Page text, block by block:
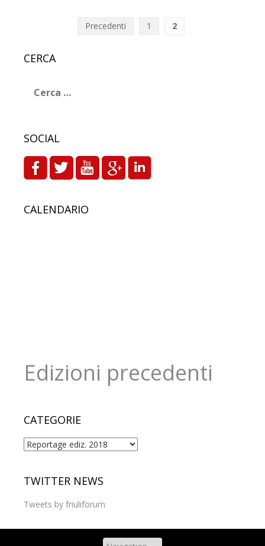
Paginazione
articoli
Precedenti 1 2
CERCA
per:
SOCIAL
CALENDARIO
Edizioni precedenti
CATEGORIE
Categorie
TWITTER NEWS
Tweets by friuliforum